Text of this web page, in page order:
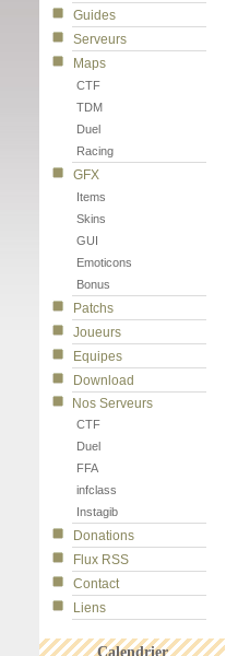
Guides
Serveurs
Maps
CTF
TDM
Duel
Racing
GFX
Items
Skins
GUI
Emoticons
Bonus
Patchs
Joueurs
Equipes
Download
Nos Serveurs
CTF
Duel
FFA
infclass
Instagib
Donations
Flux RSS
Contact
Liens
Calendrier